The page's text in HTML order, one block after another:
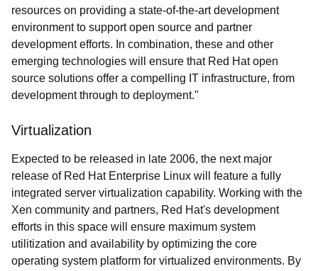
resources on providing a state-of-the-art development
environment to support open source and partner
development efforts. In combination, these and other
emerging technologies will ensure that Red Hat open
source solutions offer a compelling IT infrastructure, from
development through to deployment."
Virtualization
Expected to be released in late 2006, the next major
release of Red Hat Enterprise Linux will feature a fully
integrated server virtualization capability. Working with the
Xen community and partners, Red Hat's development
efforts in this space will ensure maximum system
utilitization and availability by optimizing the core
operating system platform for virtualized environments. By